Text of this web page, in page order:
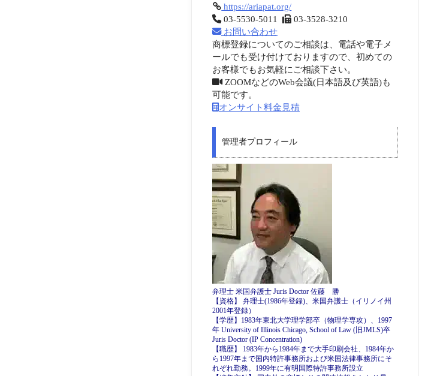
https://ariapat.org/
03-5530-5011
03-3528-3210
お問い合わせ
商標登録についてのご相談は、電話や電子メ
ールでも受け付けておりますので、初めての
お客様でもお気軽にご相談下さい。
ZOOMなどのWeb会議(日本語及び英語)も
可能です。
オンサイト料金見積
管理者プロフィール
弁理士 米国弁護士 Juris Doctor 佐藤 勝
【資格】 弁理士(1986年登録)、米国弁護士（イリノイ州
2001年登録）
【学歴】1983年東北大学理学部卒（物理学専攻）、1997
年 University of Illinois Chicago, School of Law (旧JMLS)卒
Juris Doctor (IP Concentration)
【職歴】 1983年から1984年まで大手印刷会社、1984年か
ら1997年まで国内特許事務所および米国法律事務所にそ
れぞれ勤務。1999年に有明国際特許事務所設立